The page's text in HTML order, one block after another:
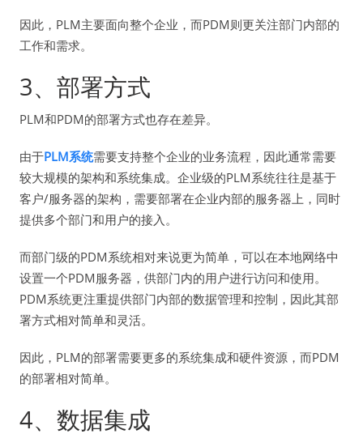
因此，PLM主要面向整个企业，而PDM则更关注部门内部的
工作和需求。
3、部署方式
PLM和PDM的部署方式也存在差异。
由于PLM系统需要支持整个企业的业务流程，因此通常需要
较大规模的架构和系统集成。企业级的PLM系统往往是基于
客户/服务器的架构，需要部署在企业内部的服务器上，同时
提供多个部门和用户的接入。
而部门级的PDM系统相对来说更为简单，可以在本地网络中
设置一个PDM服务器，供部门内的用户进行访问和使用。
PDM系统更注重提供部门内部的数据管理和控制，因此其部
署方式相对简单和灵活。
因此，PLM的部署需要更多的系统集成和硬件资源，而PDM
的部署相对简单。
4、数据集成